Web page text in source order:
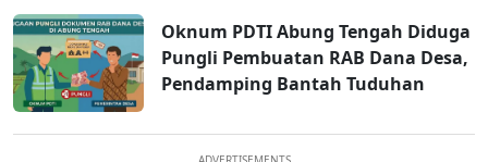
Oknum PDTI Abung Tengah Diduga
Pungli Pembuatan RAB Dana Desa,
Pendamping Bantah Tuduhan